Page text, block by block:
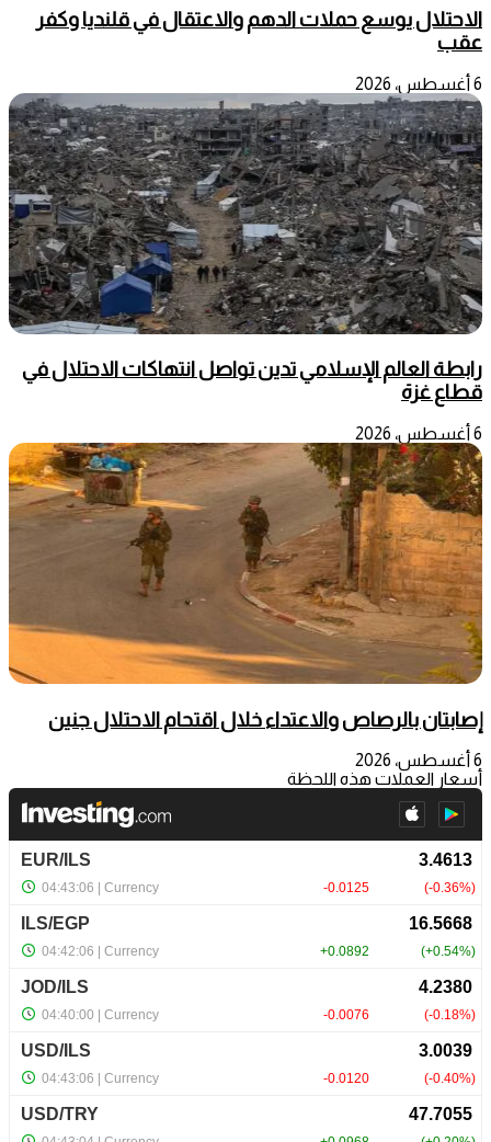
الاحتلال يوسع حملات الدهم والاعتقال في قلنديا وكفر
عقب
6 أغسطس، 2026
رابطة العالم الإسلامي تدين تواصل انتهاكات الاحتلال في
قطاع غزة
6 أغسطس، 2026
إصابتان بالرصاص والاعتداء خلال اقتحام الاحتلال جنين
6 أغسطس، 2026
أسعار العملات هذه اللحظة